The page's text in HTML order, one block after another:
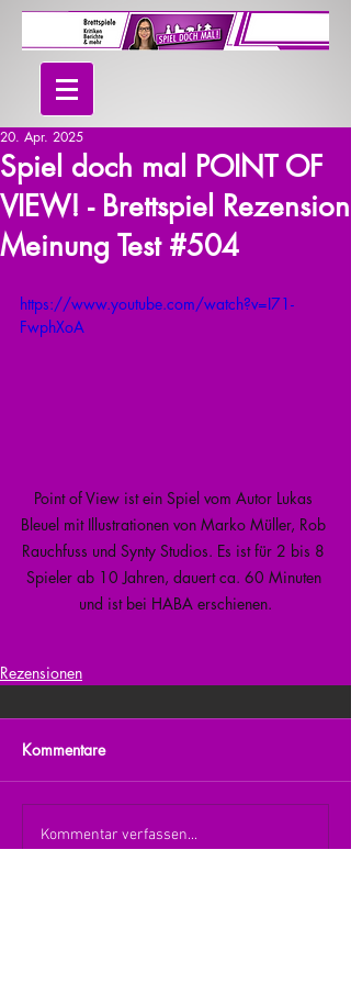
Spiel doch mal POINT OF
VIEW! - Brettspiel Rezension
Meinung Test #504
20. Apr. 2025
https://www.youtube.com/watch?v=I71-
FwphXoA
Point of View ist ein Spiel vom Autor Lukas
Bleuel mit Illustrationen von Marko Müller, Rob
Rauchfuss und Synty Studios. Es ist für 2 bis 8
Spieler ab 10 Jahren, dauert ca. 60 Minuten
und ist bei HABA erschienen.
Rezensionen
Kommentare
Kommentar verfassen...